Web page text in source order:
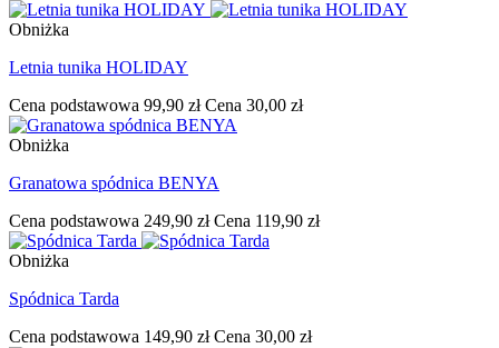
Obniżka
Letnia tunika HOLIDAY
Cena podstawowa 99,90 złCena 30,00 zł
Obniżka
Granatowa spódnica BENYA
Cena podstawowa 249,90 złCena 119,90 zł
Obniżka
Spódnica Tarda
Cena podstawowa 149,90 złCena 30,00 zł